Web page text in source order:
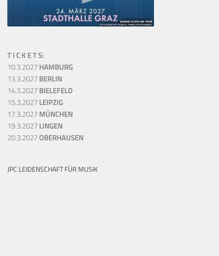
T I C K E T S:
10.3.2027HAMBURG
13.3.2027BERLIN
14.3.2027BIELEFELD
15.3.2027LEIPZIG
17.3.2027MÜNCHEN
19.3.2027LINGEN
20.3.2027OBERHAUSEN
JPC LEIDENSCHAFT FÜR MUSIK